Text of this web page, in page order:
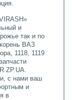
и
так и по
ВАЗ
1118, 1119
с нами ваш
и
в